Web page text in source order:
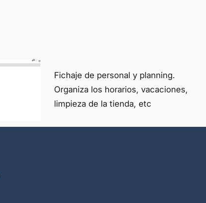
Fichaje de personal y planning.
Organiza los horarios, vacaciones,
limpieza de la tienda, etc